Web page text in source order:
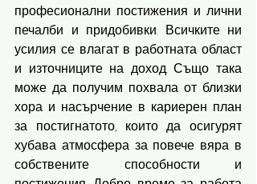
професионални постижения и лични
печалби и придобивки. Всичките ни
усилия се влагат в работната област
и източниците на доход. Също така
може да получим похвала от близки
хора и насърчение в кариерен план
за постигнатото, които да осигурят
хубава атмосфера за повече вяра в
собствените способности и